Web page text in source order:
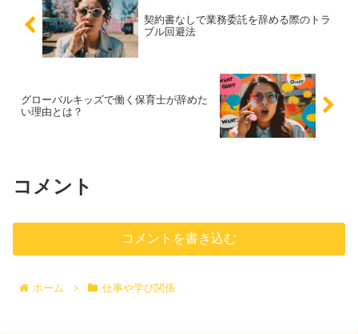
契約書なしで業務委託を辞める際のトラ
ブル回避法
グローバルキッズで働く保育士が辞めた
い理由とは？
コメント
コメントを書き込む
ホーム 仕事や学び関係